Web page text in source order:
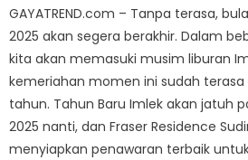
GAYATREND.com – Tanpa terasa,
2025 akan segera berakhir. Dalam
kita akan memasuki musim liburan
kemeriahan momen ini sudah terasa
tahun. Tahun Baru Imlek akan jatuh
2025 nanti, dan Fraser Residence
menyiapkan penawaran terbaik